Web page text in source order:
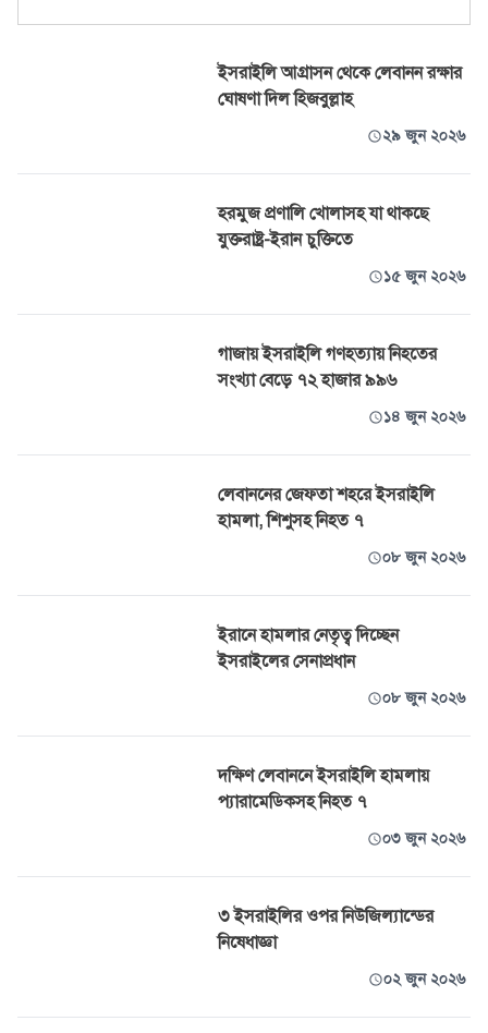
ইসরাইলি আগ্রাসন থেকে লেবানন রক্ষার
ঘোষণা দিল হিজবুল্লাহ
২৯ জুন ২০২৬
হরমুজ প্রণালি খোলাসহ যা থাকছে
যুক্তরাষ্ট্র-ইরান চুক্তিতে
১৫ জুন ২০২৬
গাজায় ইসরাইলি গণহত্যায় নিহতের
সংখ্যা বেড়ে ৭২ হাজার ৯৯৬
১৪ জুন ২০২৬
লেবাননের জেফতা শহরে ইসরাইলি
হামলা, শিশুসহ নিহত ৭
০৮ জুন ২০২৬
ইরানে হামলার নেতৃত্ব দিচ্ছেন
ইসরাইলের সেনাপ্রধান
০৮ জুন ২০২৬
দক্ষিণ লেবাননে ইসরাইলি হামলায়
প্যারামেডিকসহ নিহত ৭
০৩ জুন ২০২৬
৩ ইসরাইলির ওপর নিউজিল্যান্ডের
নিষেধাজ্ঞা
০২ জুন ২০২৬